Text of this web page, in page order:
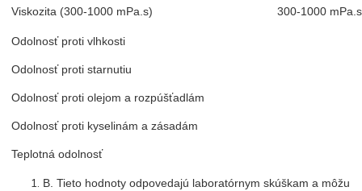
Viskozita (300-1000 mPa.s) 300-1000 mPa.s
Odolnosť proti vlhkosti
Odolnosť proti starnutiu
Odolnosť proti olejom a rozpúšťadlám
Odolnosť proti kyselinám a zásadám
Teplotná odolnosť
B. Tieto hodnoty odpovedajú laboratórnym skúškam a môžu